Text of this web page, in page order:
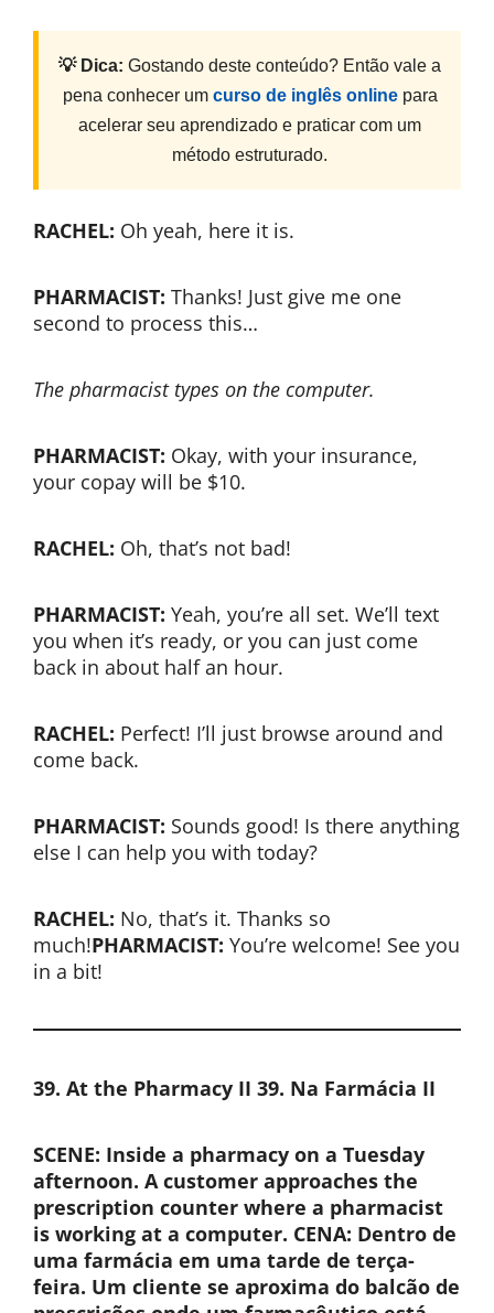
💡 Dica: Gostando deste conteúdo? Então vale a
pena conhecer um curso de inglês onlinepara
acelerar seu aprendizado e praticar com um
método estruturado.
RACHEL: Oh yeah, here it is.
PHARMACIST: Thanks! Just give me one
second to process this…
The pharmacist types on the computer.
PHARMACIST: Okay, with your insurance,
your copay will be $10.
RACHEL: Oh, that’s not bad!
PHARMACIST: Yeah, you’re all set. We’ll text
you when it’s ready, or you can just come
back in about half an hour.
RACHEL: Perfect! I’ll just browse around and
come back.
PHARMACIST: Sounds good! Is there anything
else I can help you with today?
RACHEL: No, that’s it. Thanks so
much!PHARMACIST: You’re welcome! See you
in a bit!
39. At the Pharmacy II 39. Na Farmácia II
SCENE: Inside a pharmacy on a Tuesday
afternoon. A customer approaches the
prescription counter where a pharmacist
is working at a computer. CENA: Dentro de
uma farmácia em uma tarde de terça-
feira. Um cliente se aproxima do balcão de